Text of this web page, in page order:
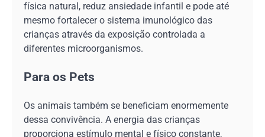
física natural, reduz ansiedade infantil e pode até
mesmo fortalecer o sistema imunológico das
crianças através da exposição controlada a
diferentes microorganismos.
Para os Pets
Os animais também se beneficiam enormemente
dessa convivência. A energia das crianças
proporciona estímulo mental e físico constante,